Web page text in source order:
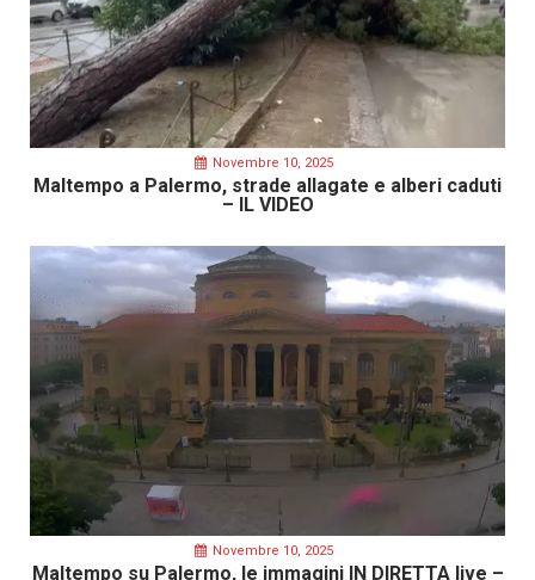
Novembre 10, 2025
Maltempo a Palermo, strade allagate e alberi caduti
– IL VIDEO
Novembre 10, 2025
Maltempo su Palermo, le immagini IN DIRETTA live –